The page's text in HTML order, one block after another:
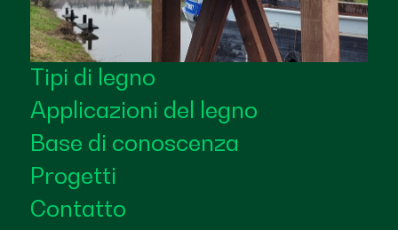
Tipi di legno
Applicazioni del legno
Base di conoscenza
Progetti
Contatto